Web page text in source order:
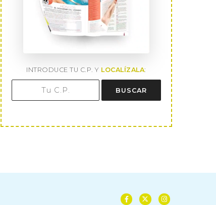
INTRODUCE TU C.P. Y LOCALÍZALA:
BUSCAR